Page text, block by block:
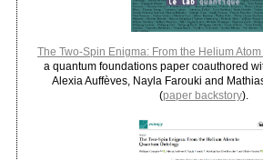
The Two-Spin Enigma: From the Helium
a quantum foundations paper coauthored
Alexia Auffèves, Nayla Farouki and
(paper backstory).